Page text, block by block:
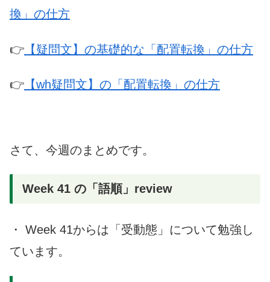
換」の仕方
👉 【疑問文】の基礎的な「配置転換」の仕方
👉 【wh疑問文】の「配置転換」の仕方
さて、今週のまとめです。
Week 41 の「語順」review
・ Week 41からは「受動態」について勉強し
ています。